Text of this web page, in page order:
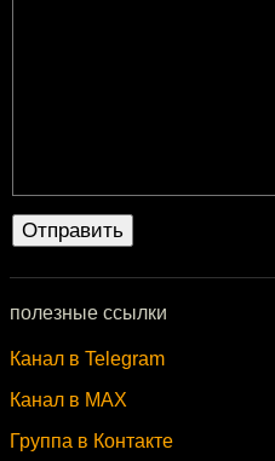
полезные ссылки
Канал в Telegram
Канал в MAX
Группа в Контакте